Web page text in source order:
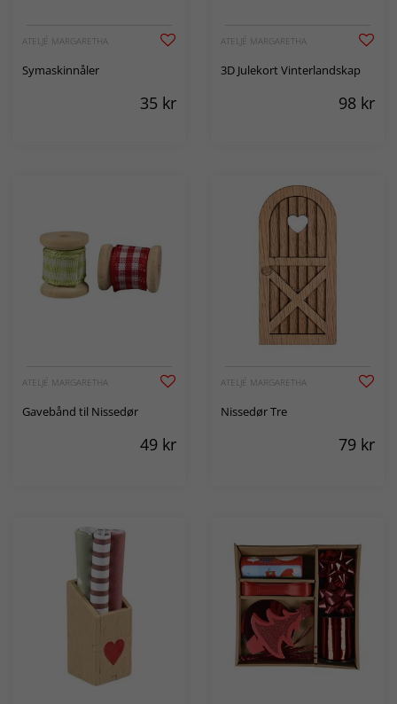
ATELJÉ MARGARETHA
Symaskinnåler
35 kr
ATELJÉ MARGARETHA
3D Julekort Vinterlandskap
98 kr
ATELJÉ MARGARETHA
Gavebånd til Nissedør
49 kr
ATELJÉ MARGARETHA
Nissedør Tre
79 kr